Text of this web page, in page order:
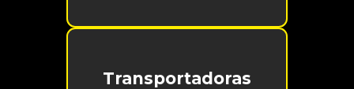
Transportadoras